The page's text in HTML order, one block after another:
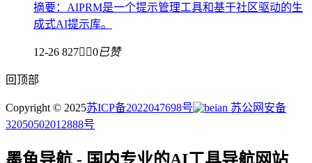
摘要：AIPRM是一个提示管理工具和基于社区驱动的生
成式AI提示库。
12-26 827 0已赞
回顶部
Copyright © 2025苏ICP备2022047698号
苏公网安备
32050502012888号
墨鱼导航 - 国内专业的AI工具导航网站